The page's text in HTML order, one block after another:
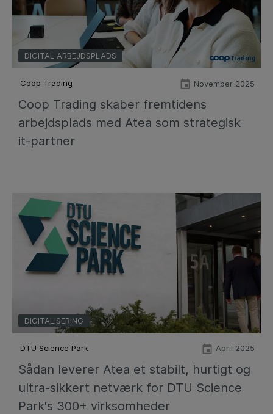
DIGITAL ARBEJDSPLADS
Coop Trading November 2025
Coop Trading skaber fremtidens
arbejdsplads med Atea som strategisk
it-partner
DIGITALISERING
DTU Science Park​ April 2025
Sådan leverer Atea et stabilt, hurtigt og
ultra-sikkert netværk for DTU Science
Park's 300+ virksomheder